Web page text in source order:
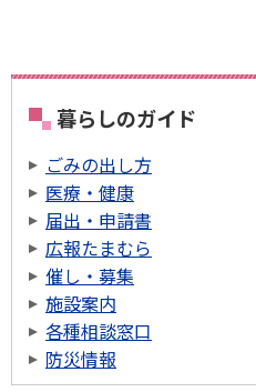
暮らしのガイド
ごみの出し方
医療・健康
届出・申請書
広報たまむら
催し・募集
施設案内
各種相談窓口
防災情報